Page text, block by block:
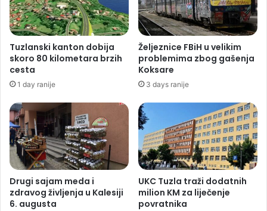
Tuzlanski kanton dobija
skoro 80 kilometara brzih
cesta
1 day ranije
Željeznice FBiH u velikim
problemima zbog gašenja
Koksare
3 days ranije
Drugi sajam meda i
zdravog življenja u Kalesiji
6. augusta
UKC Tuzla traži dodatnih
milion KM za liječenje
povratnika